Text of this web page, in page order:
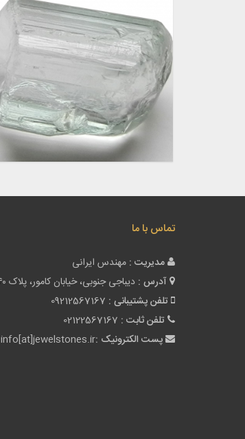
تماس با ما
مدیریت : مهندس ایرانی
آدرس : دیباجی جنوبی، خیابان کامور، پلاک ۱۴۰ واحد ۲
تلفن پشتیبانی : 09212567167
تلفن ثابت : 02122567167
پست الکترونیک :info[at]jewelstones.ir